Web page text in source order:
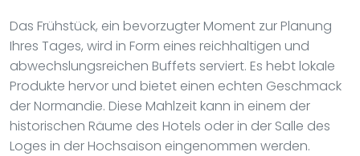
Das Frühstück, ein bevorzugter Moment zur Planung
Ihres Tages, wird in Form eines reichhaltigen und
abwechslungsreichen Buffets serviert. Es hebt lokale
Produkte hervor und bietet einen echten Geschmack
der Normandie. Diese Mahlzeit kann in einem der
historischen Räume des Hotels oder in der Salle des
Loges in der Hochsaison eingenommen werden.